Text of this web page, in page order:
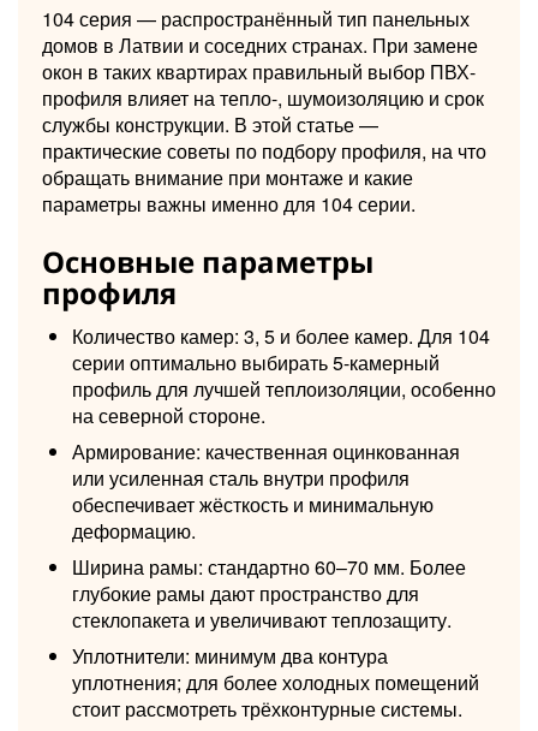
104 серия — распространённый тип панельных
домов в Латвии и соседних странах. При замене
окон в таких квартирах правильный выбор ПВХ-
профиля влияет на тепло-, шумоизоляцию и срок
службы конструкции. В этой статье —
практические советы по подбору профиля, на что
обращать внимание при монтаже и какие
параметры важны именно для 104 серии.
Основные параметры
профиля
Количество камер: 3, 5 и более камер. Для 104
серии оптимально выбирать 5-камерный
профиль для лучшей теплоизоляции, особенно
на северной стороне.
Армирование: качественная оцинкованная
или усиленная сталь внутри профиля
обеспечивает жёсткость и минимальную
деформацию.
Ширина рамы: стандартно 60–70 мм. Более
глубокие рамы дают пространство для
стеклопакета и увеличивают теплозащиту.
Уплотнители: минимум два контура
уплотнения; для более холодных помещений
стоит рассмотреть трёхконтурные системы.